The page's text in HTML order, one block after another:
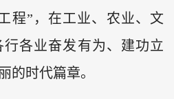
程”，在工业、农业、文
各业奋发有为、建功立
的时代篇章。